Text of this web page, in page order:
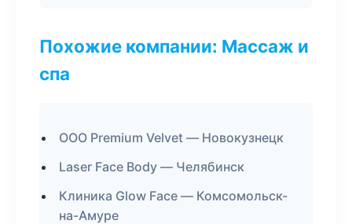
Похожие компании: Массаж и
спа
ООО Premium Velvet — Новокузнецк
Laser Face Body — Челябинск
Клиника Glow Face — Комсомольск-
на-Амуре